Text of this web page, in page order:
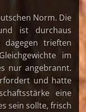
Norm. Die
ist durchaus
dagegen trieften
im
nur angebrannt.
und hatte
eine
sein sollte, frisch